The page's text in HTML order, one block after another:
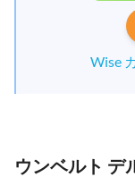
Wise
ウンベルト デ